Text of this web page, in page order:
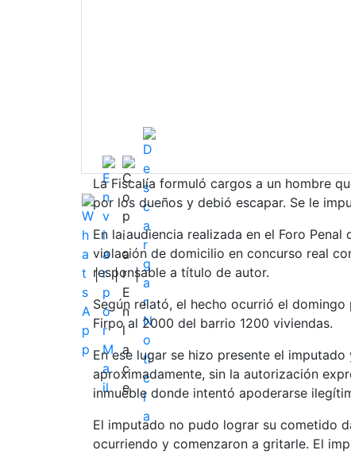
| | |
La Fiscalía formuló cargos a un hombre
por los dueños y debió escapar. Se le
En la audiencia realizada en el Foro
violación de domicilio en concurso real
responsable a título de autor.
Según relató, el hecho ocurrió el
Firpo al 2000 del barrio 1200 viviendas.
En ese lugar se hizo presente el
aproximadamente, sin la autorización
inmueble donde intentó apoderarse
El imputado no pudo lograr su cometido
ocurriendo y comenzaron a gritarle. El